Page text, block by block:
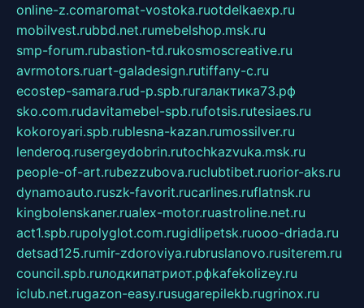
online-z.comaromat-vostoka.ruotdelkaexp.ru
mobilvest.rubbd.net.rumebelshop.msk.ru
smp-forum.rubastion-td.rukosmoscreative.ru
avrmotors.ruart-galadesign.rutiffany-c.ru
ecostep-samara.rud-p.spb.ruгалактика73.рф
sko.com.rudavitamebel-spb.rufotsis.rutesiaes.ru
kokoroyari.spb.rublesna-kazan.rumossilver.ru
lenderoq.rusergeydobrin.rutochkazvuka.msk.ru
people-of-art.rubezzubova.ruclubtibet.ruorior-aks.ru
dynamoauto.ruszk-favorit.rucarlines.ruflatnsk.ru
kingbolenskaner.rualex-motor.ruastroline.net.ru
act1.spb.rupolyglot.com.rugidlipetsk.ruooo-driada.ru
detsad125.rumir-zdoroviya.rubruslanovo.rusiterem.ru
council.spb.ruлодкипатриот.рфkafekolizey.ru
iclub.net.rugazon-easy.rusugarepilekb.rugrinox.ru